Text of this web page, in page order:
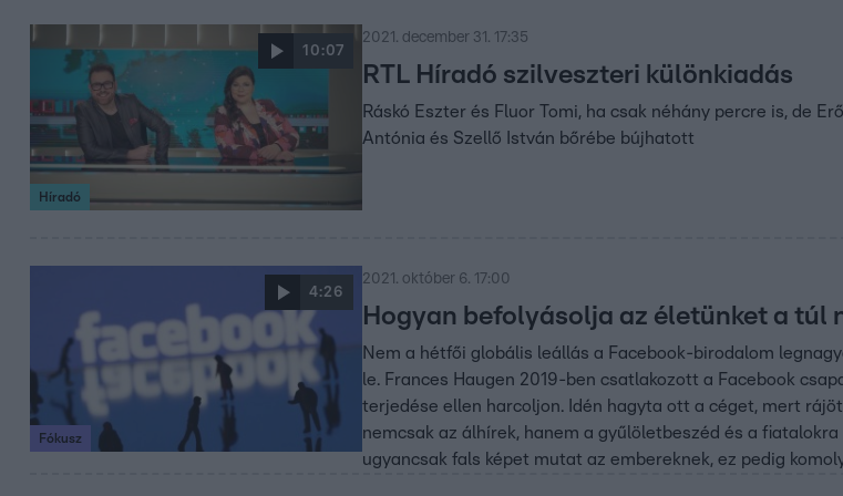
10:07
Híradó
2021. december 31. 17:35
RTL Híradó szilveszteri különkiadás
Ráskó Eszter és Fluor Tomi, ha csak néhány percre is, de
Antónia és Szellő István bőrébe bújhatott
4:26
Fókusz
2021. október 6. 17:00
Hogyan befolyásolja az életünket a túl
Nem a hétfői globális leállás a Facebook-birodalom
le. Frances Haugen 2019-ben csatlakozott a Facebook
terjedése ellen harcoljon. Idén hagyta ott a céget, mert
nemcsak az álhírek, hanem a gyűlöletbeszéd és a
ugyancsak fals képet mutat az embereknek, ez pedig